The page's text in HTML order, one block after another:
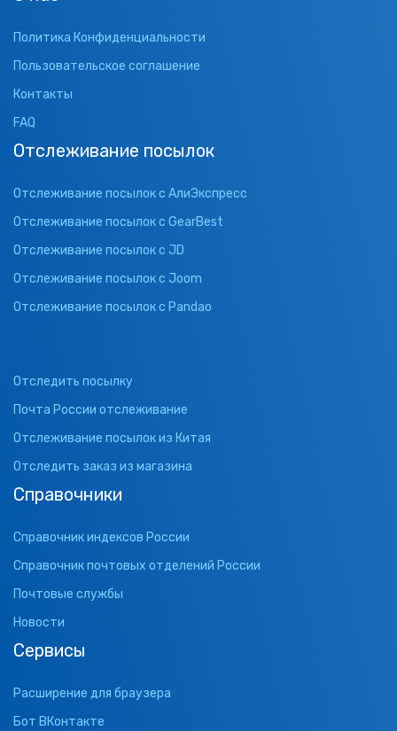
Политика Конфиденциальности
Пользовательское соглашение
Контакты
FAQ
Отслеживание посылок
Отслеживание посылок с АлиЭкспресс
Отслеживание посылок с GearBest
Отслеживание посылок с JD
Отслеживание посылок с Joom
Отслеживание посылок с Pandao
Отследить посылку
Почта России отслеживание
Отслеживание посылок из Китая
Отследить заказ из магазина
Справочники
Справочник индексов России
Справочник почтовых отделений России
Почтовые службы
Новости
Сервисы
Расширение для браузера
Бот ВКонтакте